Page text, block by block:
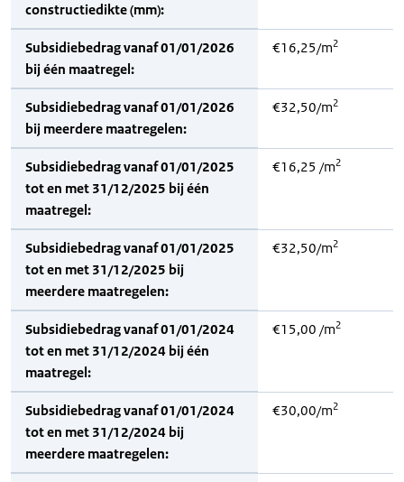
constructiedikte (mm):
Subsidiebedrag vanaf 01/01/2026
bij één maatregel:
€16,25/m2
Subsidiebedrag vanaf 01/01/2026
bij meerdere maatregelen:
€32,50/m2
Subsidiebedrag vanaf 01/01/2025
tot en met 31/12/2025 bij één
maatregel:
€16,25 /m2
Subsidiebedrag vanaf 01/01/2025
tot en met 31/12/2025 bij
meerdere maatregelen:
€32,50/m2
Subsidiebedrag vanaf 01/01/2024
tot en met 31/12/2024 bij één
maatregel:
€15,00 /m2
Subsidiebedrag vanaf 01/01/2024
tot en met 31/12/2024 bij
meerdere maatregelen:
€30,00/m2